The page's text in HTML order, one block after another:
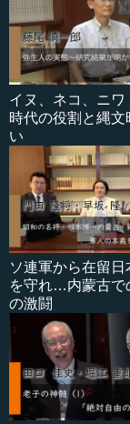
イヌ、ネコ、ニ
時代の役割と縄文
い
ソ連軍から在留日
を守れ…内蒙古で
の激闘